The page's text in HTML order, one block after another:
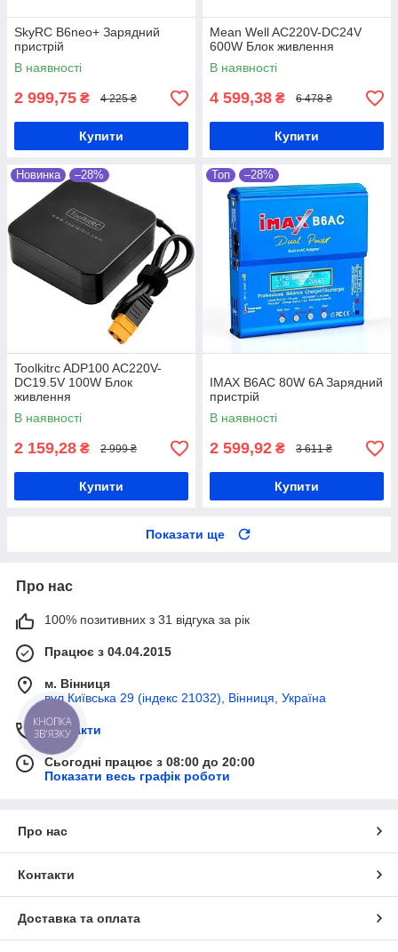
SkyRC B6neo+ Зарядний
пристрій
В наявності
2 999,75 ₴ 4 225 ₴
Купити
Mean Well AC220V-DC24V
600W Блок живлення
В наявності
4 599,38 ₴ 6 478 ₴
Купити
Новинка –28%
Toolkitrc ADP100 AC220V-
DC19.5V 100W Блок
живлення
В наявності
2 159,28 ₴ 2 999 ₴
Купити
Топ –28%
IMAX B6AC 80W 6A Зарядний
пристрій
В наявності
2 599,92 ₴ 3 611 ₴
Купити
Показати ще
Про нас
100% позитивних з 31 відгука за рік
Працює з 04.04.2015
м. Вінниця
вул Київська 29 (індекс 21032), Вінниця, Україна
Контакти
Сьогодні працює з 08:00 до 20:00
Показати весь графік роботи
Про нас
Контакти
Доставка та оплата
КНОПКА
ЗВ'ЯЗКУ